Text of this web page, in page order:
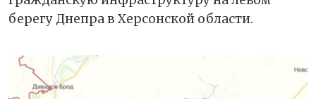
берегу Днепра в Херсонской области.